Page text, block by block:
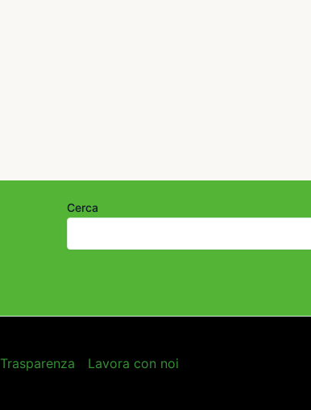
Cerca
Trasparenza Lavora con noi